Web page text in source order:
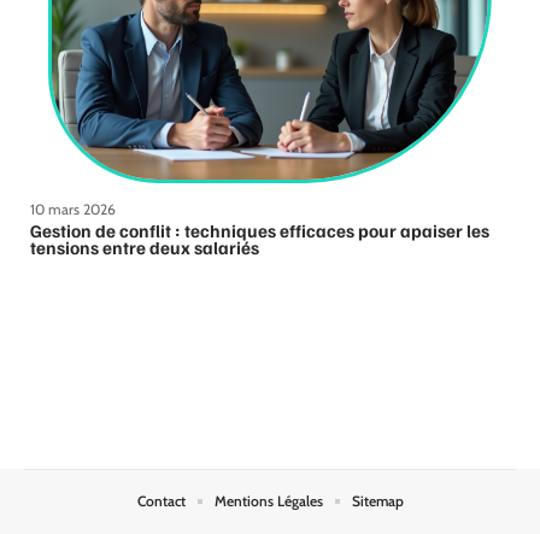
10 mars 2026
Gestion de conflit : techniques efficaces pour apaiser les
tensions entre deux salariés
Contact Mentions Légales Sitemap